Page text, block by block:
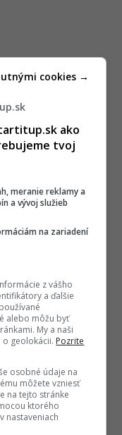
predsedu vlády
ministerku pre
TASR
podotkla,
„pilierov“.
ktoré bude
Chcem vzdať
Spolupracovalo
povedala
ako
tvoj
meranie reklamy a
a vývoj služieb
na zariadení
z vášho
a ďalšie
alebo môžu byť
My a naši
geolokácii. Pozrite
osobné údaje na
môžete vzniesť
na tejto stránke
ktorého
nastaveniach
cookies →